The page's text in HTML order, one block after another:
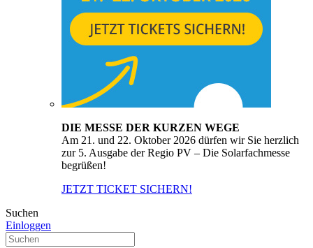
DIE MESSE DER KURZEN WEGE
Am 21. und 22. Oktober 2026 dürfen wir Sie herzlich
zur 5. Ausgabe der Regio PV – Die Solarfachmesse
begrüßen!
JETZT TICKET SICHERN!
Suchen
Einloggen